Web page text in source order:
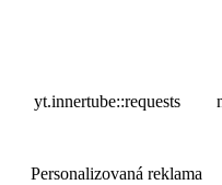
yt.innertube::requests
Personalizovaná reklama